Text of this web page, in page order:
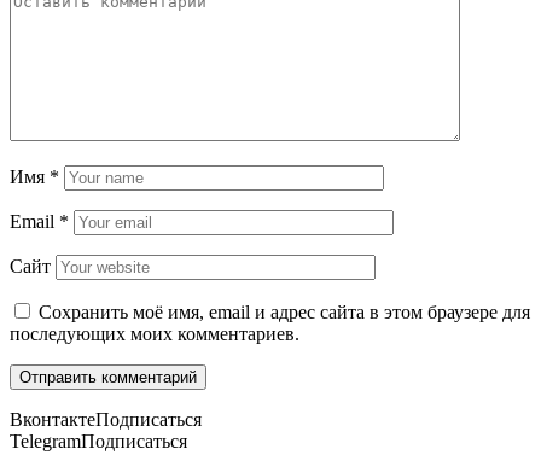
Имя *
Email *
Сайт
Сохранить моё имя, email и адрес сайта в этом браузере для
последующих моих комментариев.
ВконтактеПодписаться
TelegramПодписаться